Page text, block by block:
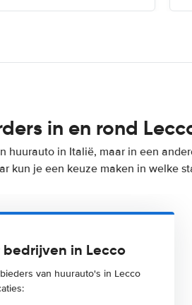
in en rond
huurauto in Italië, maar in een
kun je een keuze maken in welke
in Lecco
van huurauto's in Lecco